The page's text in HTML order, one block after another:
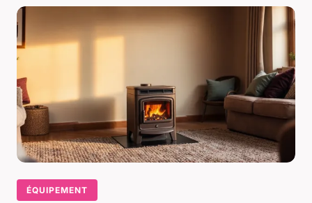
ÉQUIPEMENT